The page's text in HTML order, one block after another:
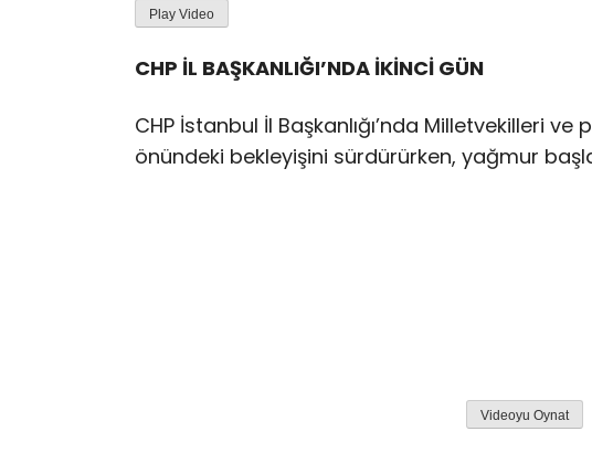
Play Video
CHP İL BAŞKANLIĞI’NDA İKİNCİ GÜN
CHP İstanbul İl Başkanlığı’nda Milletvekilleri ve
önündeki bekleyişini sürdürürken, yağmur
Videoyu Oynat